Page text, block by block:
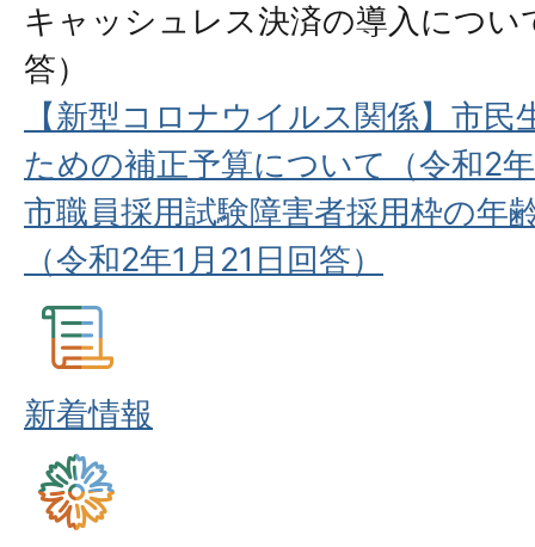
キャッシュレス決済の導⼊につい
答）
【新型コロナウイルス関係】市
ための補正予算について（令和2
市職員採用試験障害者採用枠の年
（令和2年1月21日回答）
新着情報